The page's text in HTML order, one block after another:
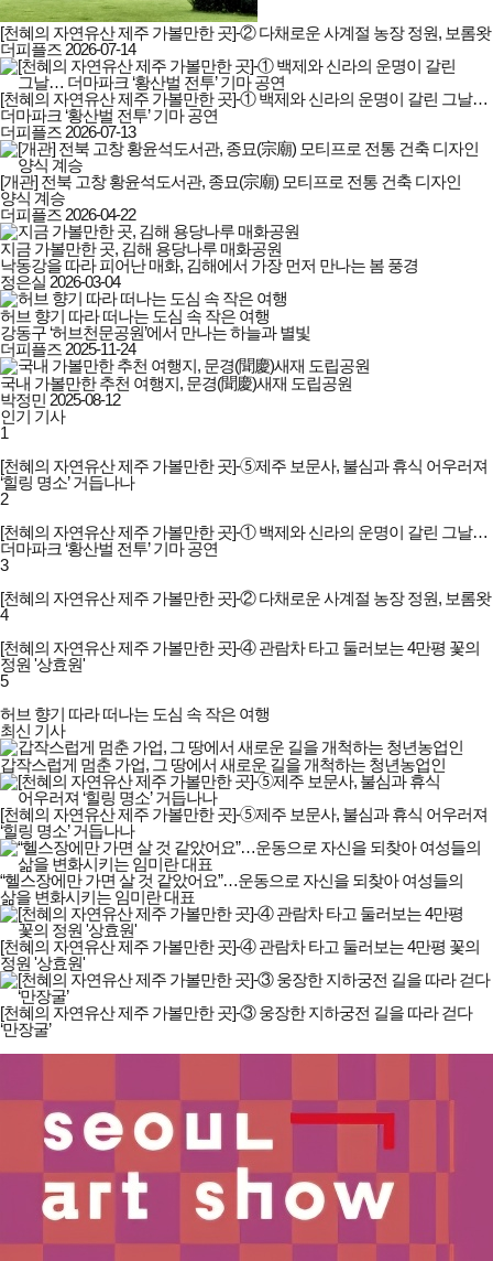
[천혜의 자연유산 제주 가볼만한 곳]-② 다채로운 사계절 농장 정원, 보롬왓
더피플즈 2026-07-14
[천혜의 자연유산 제주 가볼만한 곳]-① 백제와 신라의 운명이 갈린 그날…
더마파크 ‘황산벌 전투’ 기마 공연
더피플즈 2026-07-13
[개관] 전북 고창 황윤석도서관, 종묘(宗廟) 모티프로 전통 건축 디자인
양식 계승
더피플즈 2026-04-22
지금 가볼만한 곳, 김해 용당나루 매화공원
낙동강을 따라 피어난 매화, 김해에서 가장 먼저 만나는 봄 풍경
정은실 2026-03-04
허브 향기 따라 떠나는 도심 속 작은 여행
강동구 ‘허브천문공원’에서 만나는 하늘과 별빛
더피플즈 2025-11-24
국내 가볼만한 추천 여행지, 문경(聞慶)새재 도립공원
박정민 2025-08-12
인기 기사
1
[천혜의 자연유산 제주 가볼만한 곳]-➄제주 보문사, 불심과 휴식 어우러져
‘힐링 명소’ 거듭나나
2
[천혜의 자연유산 제주 가볼만한 곳]-① 백제와 신라의 운명이 갈린 그날…
더마파크 ‘황산벌 전투’ 기마 공연
3
[천혜의 자연유산 제주 가볼만한 곳]-② 다채로운 사계절 농장 정원, 보롬왓
4
[천혜의 자연유산 제주 가볼만한 곳]-④ 관람차 타고 둘러보는 4만평 꽃의
정원 '상효원'
5
허브 향기 따라 떠나는 도심 속 작은 여행
최신 기사
갑작스럽게 멈춘 가업, 그 땅에서 새로운 길을 개척하는 청년농업인
[천혜의 자연유산 제주 가볼만한 곳]-➄제주 보문사, 불심과 휴식 어우러져
‘힐링 명소’ 거듭나나
“헬스장에만 가면 살 것 같았어요”…운동으로 자신을 되찾아 여성들의
삶을 변화시키는 임미란 대표
[천혜의 자연유산 제주 가볼만한 곳]-④ 관람차 타고 둘러보는 4만평 꽃의
정원 '상효원'
[천혜의 자연유산 제주 가볼만한 곳]-③ 웅장한 지하궁전 길을 따라 걷다
‘만장굴’